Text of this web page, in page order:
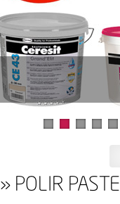
» POLIR PASTE